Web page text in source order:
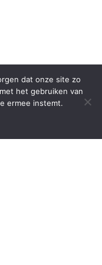
dat onze site zo
het gebruiken van
ermee instemt.